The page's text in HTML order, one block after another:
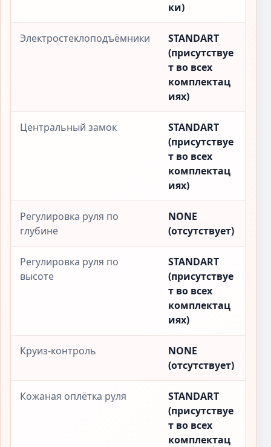
ки)
Электростеклоподъёмники
STANDART
(присутствуе
т во всех
комплектац
иях)
Центральный замок
STANDART
(присутствуе
т во всех
комплектац
иях)
Регулировка руля по
глубине
NONE
(отсутствует)
Регулировка руля по
высоте
STANDART
(присутствуе
т во всех
комплектац
иях)
Круиз-контроль
NONE
(отсутствует)
Кожаная оплётка руля
STANDART
(присутствуе
т во всех
комплектац